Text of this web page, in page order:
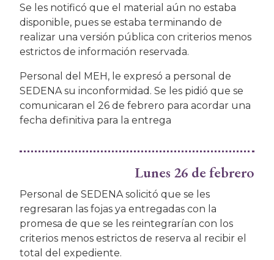
Se les notificó que el material aún no estaba
disponible, pues se estaba terminando de
realizar una versión pública con criterios menos
estrictos de información reservada.
Personal del MEH, le expresó a personal de
SEDENA su inconformidad. Se les pidió que se
comunicaran el 26 de febrero para acordar una
fecha definitiva para la entrega
Lunes 26 de febrero
Personal de SEDENA solicitó que se les
regresaran las fojas ya entregadas con la
promesa de que se les reintegrarían con los
criterios menos estrictos de reserva al recibir el
total del expediente.